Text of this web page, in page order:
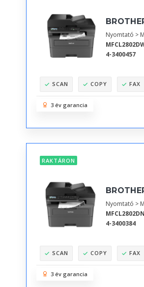
Nyomtató >
4-3400457
SCAN COPY FAX
3 év garancia
RAKTÁRON
Nyomtató >
4-3400384
SCAN COPY FAX
3 év garancia